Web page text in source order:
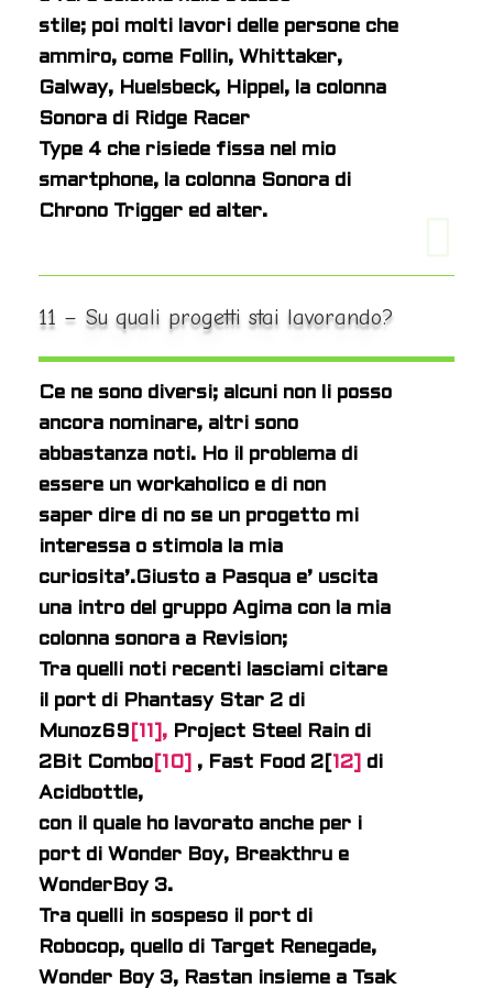
stile; poi molti lavori delle persone che
ammiro, come Follin, Whittaker,
Galway, Huelsbeck, Hippel, la colonna
Sonora di Ridge Racer
Type 4 che risiede fissa nel mio
smartphone, la colonna Sonora di
Chrono Trigger ed alter.
11 – Su quali progetti stai lavorando?
Ce ne sono diversi; alcuni non li posso
ancora nominare, altri sono
abbastanza noti. Ho il problema di
essere un workaholico e di non
saper dire di no se un progetto mi
interessa o stimola la mia
curiosita’.Giusto a Pasqua e’ uscita
una intro del gruppo Agima con la mia
colonna sonora a Revision;
Tra quelli noti recenti lasciami citare
il port di Phantasy Star 2 di
Munoz69 [11], Project Steel Rain di
2Bit Combo [10] , Fast Food 2[ 12]
di
Acidbottle,
con il quale ho lavorato anche per i
port di Wonder Boy, Breakthru e
WonderBoy 3.
Tra quelli in sospeso il port di
Robocop, quello di Target Renegade,
Wonder Boy 3, Rastan insieme a Tsak